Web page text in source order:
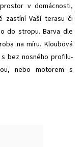
v domácnosti,
zastíní Vaší terasu či
do stropu. Barva dle
na míru. Kloubová
bez nosného profilu-
nebo motorem s